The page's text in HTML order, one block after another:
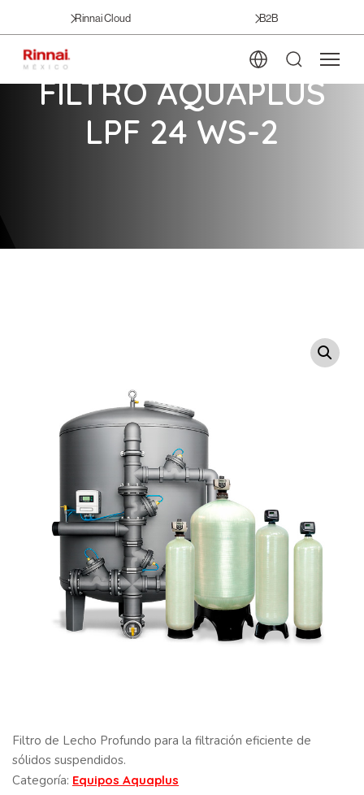
Rinnai Cloud B2B
FILTRO AQUAPLUS
LPF 24 WS-2
Filtro de Lecho Profundo para la filtración eficiente de
sólidos suspendidos.
Categoría: Equipos Aquaplus